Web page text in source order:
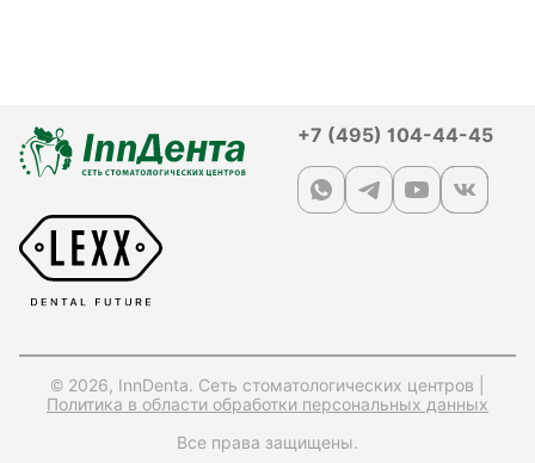
+7 (495) 104-44-45
© 2026, InnDenta. Сеть стоматологических центров |
Политика в области обработки персональных данных
Все права защищены.